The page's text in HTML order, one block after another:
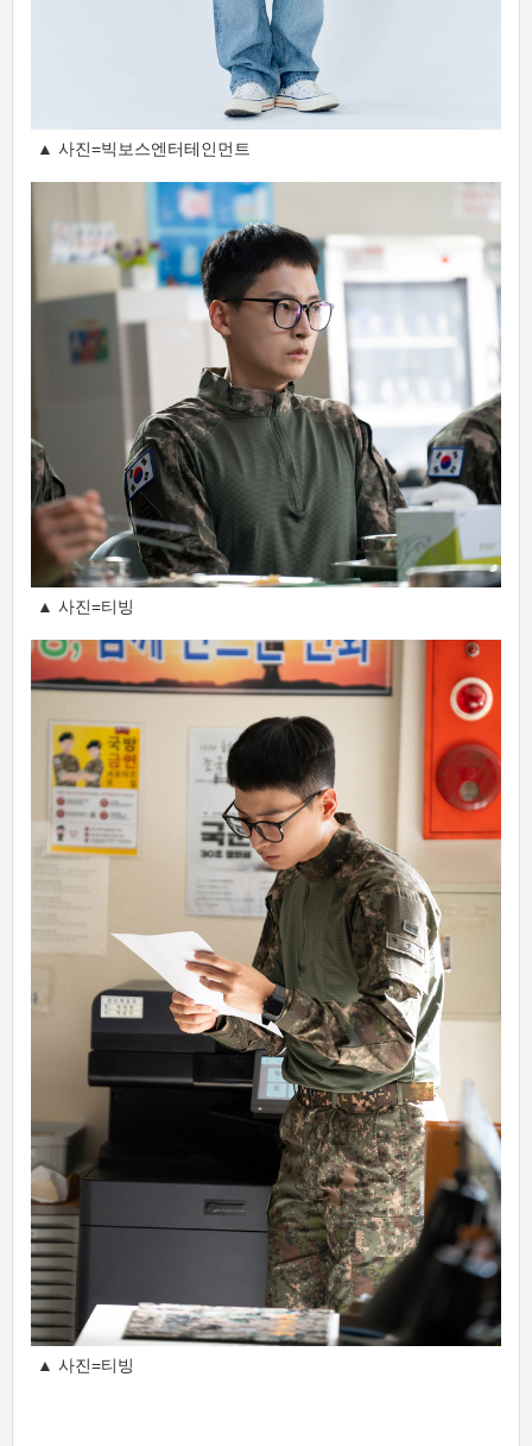
▲ 사진=빅보스엔터테인먼트
▲ 사진=티빙
▲ 사진=티빙